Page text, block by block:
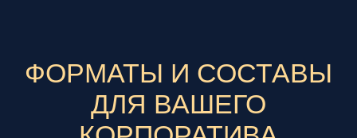
Подбираем состав по площадке, числу гостей
и задачам программы.